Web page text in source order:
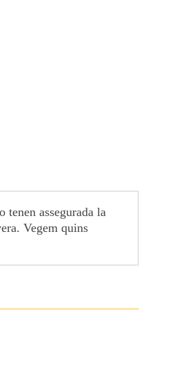
tenen assegurada la
Vegem quins